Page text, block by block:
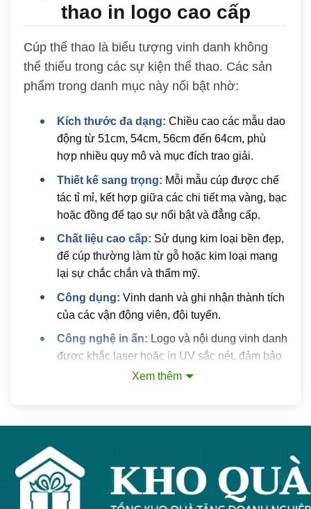
thao in logo cao cấp
Cúp thể thao là biểu tượng vinh danh không
thể thiếu trong các sự kiện thể thao. Các sản
phẩm trong danh mục này nổi bật nhờ:
Kích thước đa dạng: Chiều cao các mẫu dao
động từ 51cm, 54cm, 56cm đến 64cm, phù
hợp nhiều quy mô và mục đích trao giải.
Thiết kế sang trọng: Mỗi mẫu cúp được chế
tác tỉ mỉ, kết hợp giữa các chi tiết mạ vàng, bạc
hoặc đồng để tạo sự nổi bật và đẳng cấp.
Chất liệu cao cấp: Sử dụng kim loại bền đẹp,
đế cúp thường làm từ gỗ hoặc kim loại mang
lại sự chắc chắn và thẩm mỹ.
Công dụng: Vinh danh và ghi nhận thành tích
của các vận động viên, đội tuyển.
Công nghệ in ấn: Logo và nội dung vinh danh
được khắc laser hoặc in UV sắc nét, đảm bảo
độ bền màu theo thời gian.
danh
Khẳng định giá trị:
Sản phẩm cúp thể thao
Xem thêm